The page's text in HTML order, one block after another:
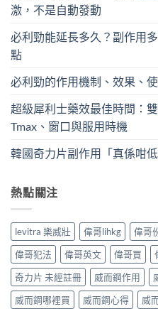
激，不是自動發動
必利勁能延長多久？副作用
點
必利勁的作用機制、效果、
超級犀利士藥效最佳時間：
Tmax、窗口與服用時機
韓國奇力片副作用「真係咁
熱點關注
levitra 樂威壯 偉哥lihkg 偉哥
偉哥犯法
偉哥英文 偉哥買
奇力片 未經註冊
威而鋼作用
威而鋼哪裡買
威而鋼心得 威